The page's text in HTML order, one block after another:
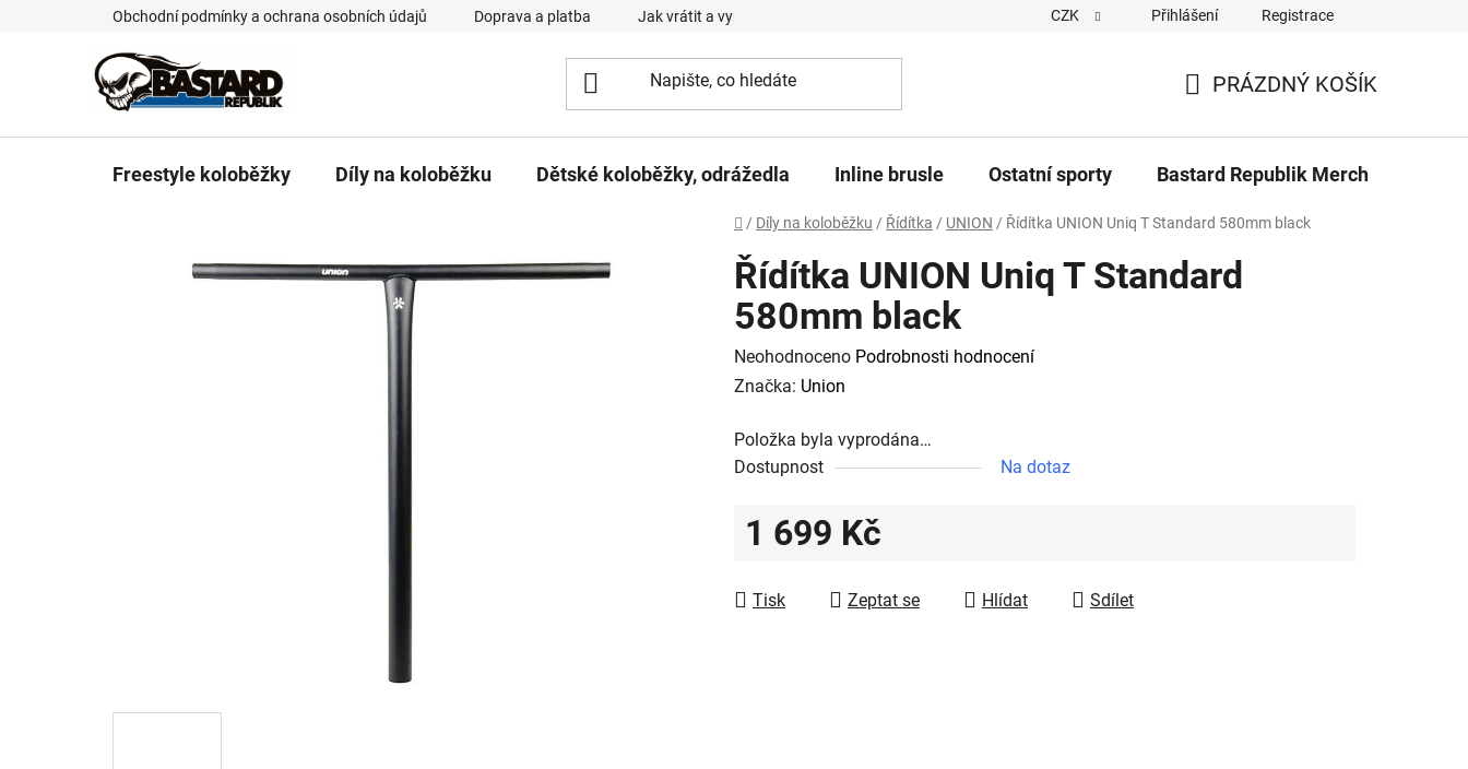
Obchodní podmínky a ochrana osobních údajů Doprava a platba Jak vrátit a vyměnit zboží Cookies Kontakty Napiště nám
CZK Přihlášení Registrace
KOŠÍK
PRÁZDNÝ KOŠÍK
Freestyle koloběžky Díly na koloběžku Dětské koloběžky, odrážedla Inline brusle Ostatní sporty Bastard Republik Merch
Domů
/ Díly na koloběžku / Řídítka / UNION / Řídítka UNION Uniq T Standard 580mm black
Řídítka UNION Uniq T Standard
580mm black
Průměrné
hodnocení
je
0,0
Neohodnoceno Podrobnosti hodnocení
Značka: Union
Položka byla vyprodána…
Dostupnost
Na dotaz
1 699 Kč
Tisk
Zeptat se Hlídat Sdílet